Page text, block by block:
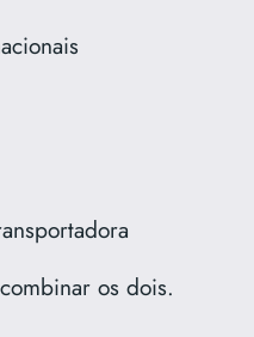
os dois.